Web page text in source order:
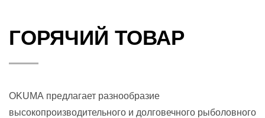
ГОРЯЧИЙ ТОВАР
OKUMA предлагает разнообразие
высокопроизводительного и долговечного рыболовного